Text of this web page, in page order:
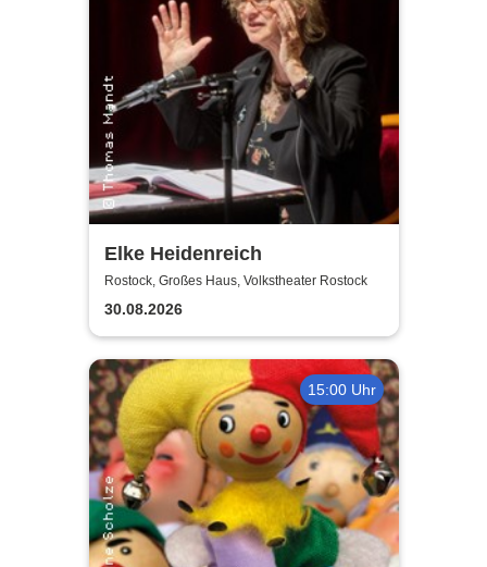
Elke Heidenreich
Rostock, Großes Haus, Volkstheater Rostock
30.08.2026
15:00 Uhr